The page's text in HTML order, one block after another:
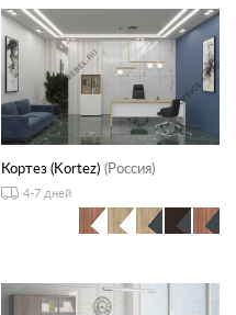
Кортез (Kortez) (Россия)
4-7 дней